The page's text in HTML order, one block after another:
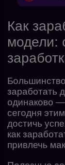
Как
модели:
заработать
одинаково
сегодня
достичь
как
привлечь